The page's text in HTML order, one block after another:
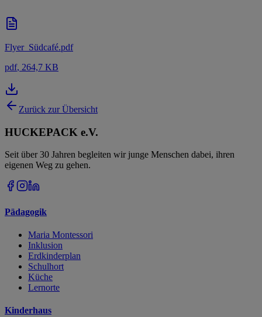
Flyer_Südcafé.pdf
pdf, 264,7 KB
Zurück zur Übersicht
HUCKEPACK e.V.
Seit über 30 Jahren begleiten wir junge Menschen dabei, ihren
eigenen Weg zu gehen.
Pädagogik
Maria Montessori
Inklusion
Erdkinderplan
Schulhort
Küche
Lernorte
Kinderhaus